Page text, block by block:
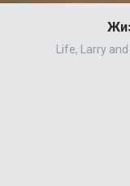
Life, Larry